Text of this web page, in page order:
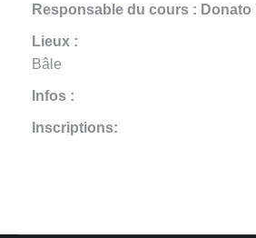
Responsable du cours : Donato
Lieux :
Bâle
Infos :
Inscriptions: